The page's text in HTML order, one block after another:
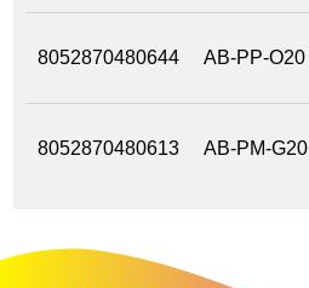
8052870480644 AB-PP-O20
8052870480613 AB-PM-G20